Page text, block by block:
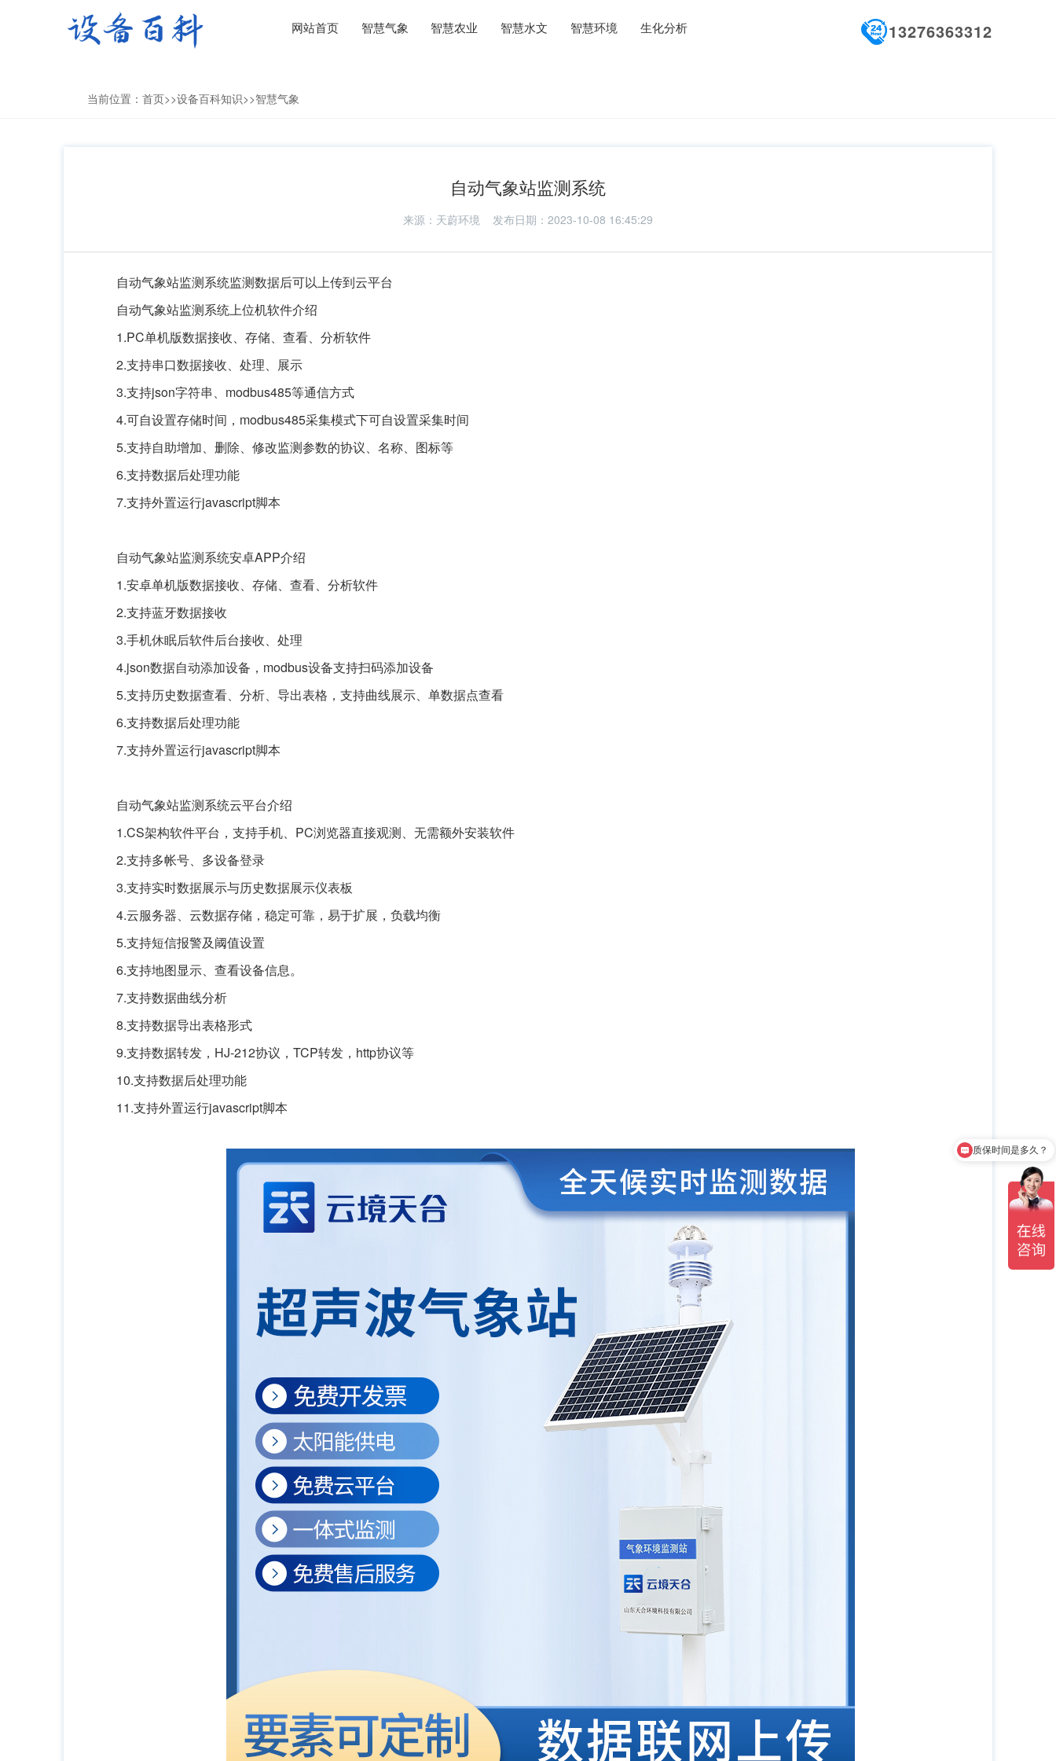
13276363312
网站首页 智慧气象 智慧农业 智慧水文 智慧环境 生化分析
当前位置： 首页>>设备百科知识>>智慧气象
自动气象站监测系统
来源： 天蔚环境 发布日期：2023-10-08 16:45:29
自动气象站监测系统监测数据后可以上传到云平台
自动气象站监测系统上位机软件介绍
1.PC单机版数据接收、存储、查看、分析软件
2.支持串口数据接收、处理、展示
3.支持json字符串、modbus485等通信方式
4.可自设置存储时间，modbus485采集模式下可自设置采集时间
5.支持自助增加、删除、修改监测参数的协议、名称、图标等
6.支持数据后处理功能
7.支持外置运行javascript脚本
自动气象站监测系统安卓APP介绍
1.安卓单机版数据接收、存储、查看、分析软件
2.支持蓝牙数据接收
3.手机休眠后软件后台接收、处理
4.json数据自动添加设备，modbus设备支持扫码添加设备
5.支持历史数据查看、分析、导出表格，支持曲线展示、单数据点查看
6.支持数据后处理功能
7.支持外置运行javascript脚本
自动气象站监测系统云平台介绍
1.CS架构软件平台，支持手机、PC浏览器直接观测、无需额外安装软件
2.支持多帐号、多设备登录
3.支持实时数据展示与历史数据展示仪表板
4.云服务器、云数据存储，稳定可靠，易于扩展，负载均衡
5.支持短信报警及阈值设置
6.支持地图显示、查看设备信息。
7.支持数据曲线分析
8.支持数据导出表格形式
9.支持数据转发，HJ-212协议，TCP转发，http协议等
10.支持数据后处理功能
11.支持外置运行javascript脚本
质保时间是多久？